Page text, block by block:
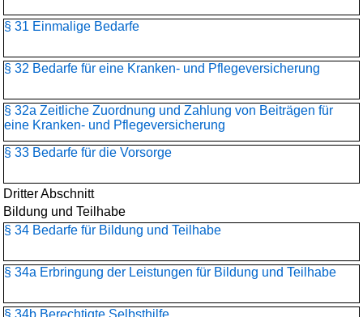
§ 31 Einmalige Bedarfe
§ 32 Bedarfe für eine Kranken- und Pflegeversicherung
§ 32a Zeitliche Zuordnung und Zahlung von Beiträgen für
eine Kranken- und Pflegeversicherung
§ 33 Bedarfe für die Vorsorge
Dritter Abschnitt
Bildung und Teilhabe
§ 34 Bedarfe für Bildung und Teilhabe
§ 34a Erbringung der Leistungen für Bildung und Teilhabe
§ 34b Berechtigte Selbsthilfe